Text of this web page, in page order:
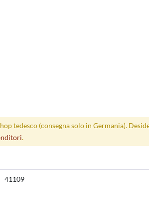
tedesco (consegna solo in Germania).
.
41109